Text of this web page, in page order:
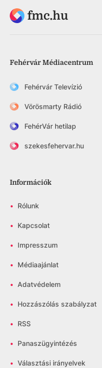
fmc.hu
Fehérvár Médiacentrum
Fehérvár Televízió
Vörösmarty Rádió
FehérVár hetilap
szekesfehervar.hu
Információk
• Rólunk
• Kapcsolat
• Impresszum
• Médiaajánlat
• Adatvédelem
• Hozzászólás szabályzat
• RSS
• Panaszügyintézés
• Választási irányelvek